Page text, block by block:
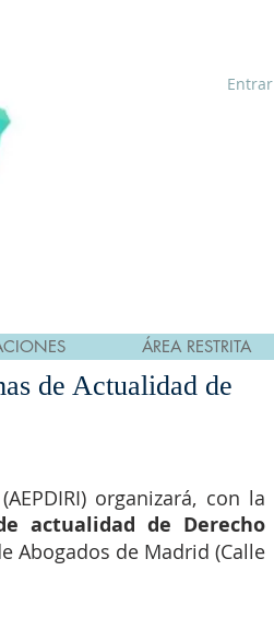
Entrar
ÁREA RESTRITA
de Actualidad de
organizará, con la
actualidad de Derecho
Abogados de Madrid (Calle